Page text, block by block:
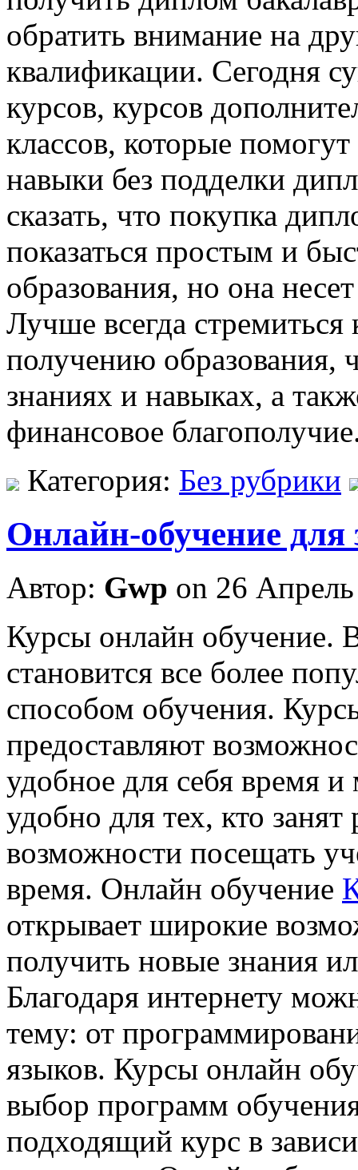
обратить внимание на
квалификации. Сегодня
курсов, курсов
классов, которые
навыки без подделки
сказать, что покупка
показаться простым и
образования, но она
Лучше всегда
получению образования,
знаниях и навыках, а
финансовое
Категория: Без рубрики
Онлайн-обучение
Автор: Gwp on 26
Курсы oнлaйн oбучeниe.
становится все более
способом обучения.
предоставляют
удобное для себя время
удобно для тех, кто
возможности посещать
время. Онлайн обучение
открывает широкие
получить новые знания
Благодаря интернету
тему: от
языков. Курсы онлайн
выбор программ
подходящий курс в